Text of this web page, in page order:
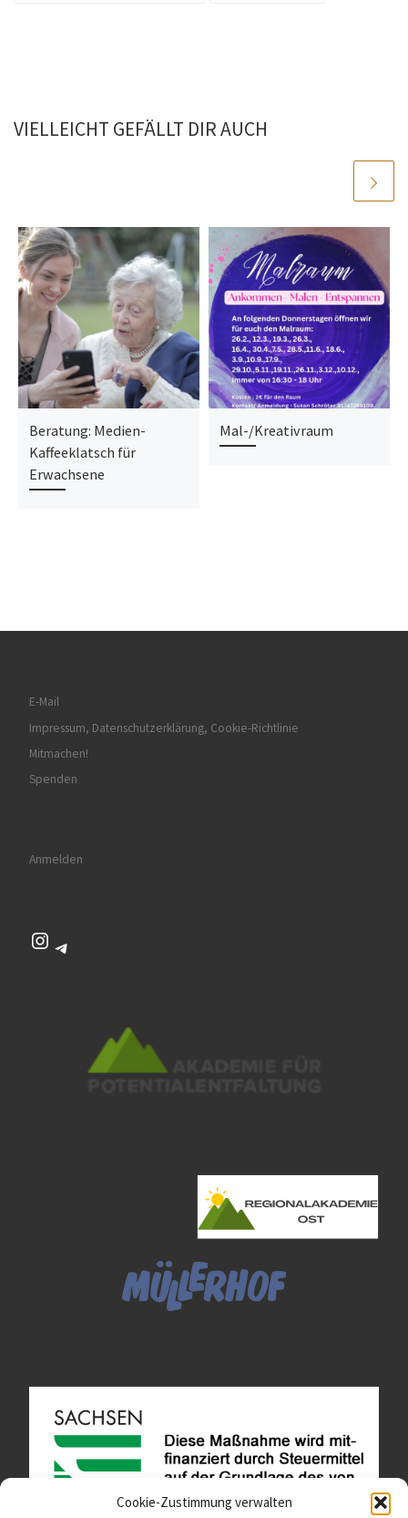
Cookie-Zustimmung verwalten
VIELLEICHT GEFÄLLT DIR AUCH
Beratung: Medien-
Kaffeeklatsch für
Erwachsene
Mal-/Kreativraum
E-Mail
Impressum, Datenschutzerklärung, Cookie-Richtlinie
Mitmachen!
Spenden
Anmelden
Instagram
Telegram